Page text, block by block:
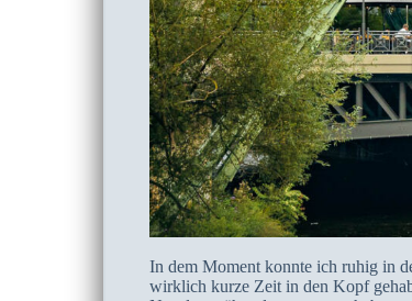
In dem Moment konnte ich ruhig in
wirklich kurze Zeit in den Kopf